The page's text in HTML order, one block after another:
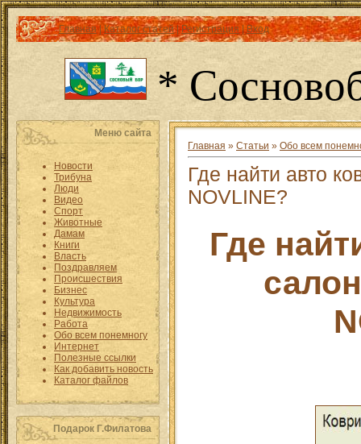
Главная|Каталог статей|Регистрация |Вход
*
Меню сайта
Новости
Трибуна
Люди
Видео
Спорт
Животные
Дамам
Книги
Власть
Поздравляем
Происшествия
Бизнес
Культура
Недвижимость
Работа
Обо всем понемногу
Интернет
Полезные ссылки
Как добавить новость
Каталог файлов
Подарок Г.Филатова
Главная » Статьи » Обо всем
Где найти авто
NOVLINE?
Где